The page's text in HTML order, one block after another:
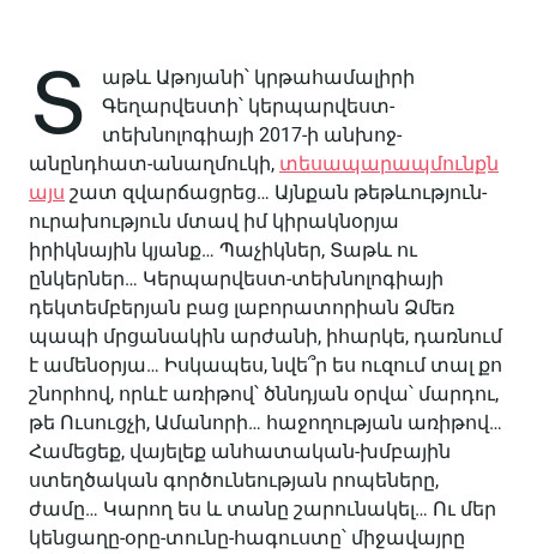
Տ
աթև Աթոյանի՝ կրթահամալիրի
Գեղարվեստի՝ կերպարվեստ-
տեխնոլոգիայի 2017-ի անխոջ-
անընդհատ-անաղմուկի, տեսապարապմունքն
այս շատ զվարճացրեց… Այնքան թեթևություն-
ուրախություն մտավ իմ կիրակնօրյա
իրիկնային կյանք… Պաչիկներ, Տաթև ու
ընկերներ… Կերպարվեստ-տեխնոլոգիայի
դեկտեմբերյան բաց լաբորատորիան Ձմեռ
պապի մրցանակին արժանի, իհարկե, դառնում
է ամենօրյա… Իսկապես, նվե՞ր ես ուզում տալ քո
շնորհով, որևէ առիթով՝ ծննդյան օրվա՝ մարդու,
թե Ուսուցչի, Ամանորի… հաջողության առիթով…
Համեցեք, վայելեք անհատական-խմբային
ստեղծական գործունեության րոպեները,
ժամը… Կարող ես և տանը շարունակել… Ու մեր
կենցաղը-օրը-տունը-հագուստը՝ միջավայրը